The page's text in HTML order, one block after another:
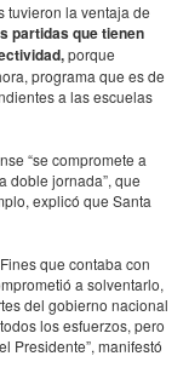
tuvieron la ventaja de
partidas que tienen
porque
programa que es de
a las escuelas
“se compromete a
doble jornada”, que
explicó que Santa
que contaba con
a solventarlo,
del gobierno nacional
los esfuerzos, pero
Presidente”, manifestó